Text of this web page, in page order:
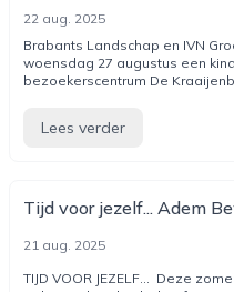
22 aug. 2025
Brabants Landschap en IVN
woensdag 27 augustus een
bezoekerscentrum De
Lees verder
Tijd voor jezelf... Adem
21 aug. 2025
TIJD VOOR JEZELF... Deze